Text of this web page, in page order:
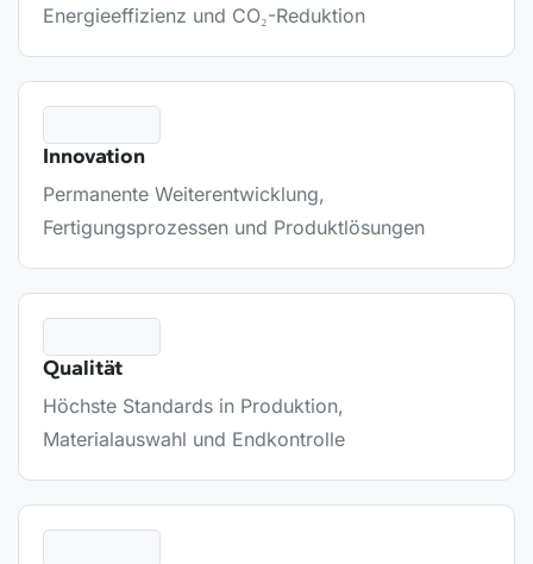
Energieeffizienz und CO₂-Reduktion
Innovation
Permanente Weiterentwicklung,
Fertigungsprozessen und Produktlösungen
Qualität
Höchste Standards in Produktion,
Materialauswahl und Endkontrolle